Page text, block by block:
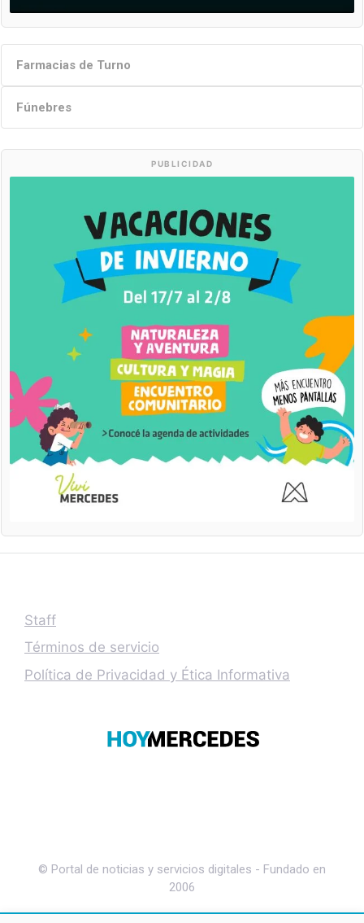
Farmacias de Turno
Fúnebres
PUBLICIDAD
Staff
Términos de servicio
Política de Privacidad y Ética Informativa
© Portal de noticias y servicios digitales - Fundado en
2006